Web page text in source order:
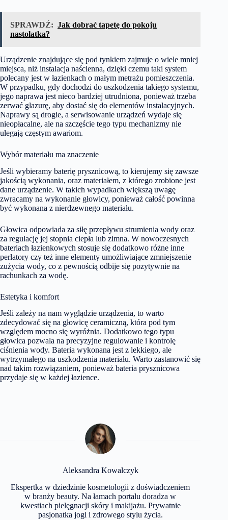
SPRAWDŹ: Jak dobrać tapetę do pokoju
nastolatka?
Urządzenie znajdujące się pod tynkiem zajmuje o wiele mniej
miejsca, niż instalacja naścienna, dzięki czemu taki system
polecany jest w łazienkach o małym metrażu pomieszczenia.
W przypadku, gdy dochodzi do uszkodzenia takiego systemu,
jego naprawa jest nieco bardziej utrudniona, ponieważ trzeba
zerwać glazurę, aby dostać się do elementów instalacyjnych.
Naprawy są drogie, a serwisowanie urządzeń wydaje się
nieopłacalne, ale na szczęście tego typu mechanizmy nie
ulegają częstym awariom.
Wybór materiału ma znaczenie
Jeśli wybieramy baterię prysznicową, to kierujemy się zawsze
jakością wykonania, oraz materiałem, z którego zrobione jest
dane urządzenie. W takich wypadkach większą uwagę
zwracamy na wykonanie głowicy, ponieważ całość powinna
być wykonana z nierdzewnego materiału.
Głowica odpowiada za siłę przepływu strumienia wody oraz
za regulację jej stopnia ciepła lub zimna. W nowoczesnych
bateriach łazienkowych stosuje się dodatkowo różne inne
perlatory czy też inne elementy umożliwiające zmniejszenie
zużycia wody, co z pewnością odbije się pozytywnie na
rachunkach za wodę.
Estetyka i komfort
Jeśli zależy na nam wyglądzie urządzenia, to warto
zdecydować się na głowicę ceramiczną, która pod tym
względem mocno się wyróżnia. Dodatkowo tego typu
głowica pozwala na precyzyjne regulowanie i kontrolę
ciśnienia wody. Bateria wykonana jest z lekkiego, ale
wytrzymałego na uszkodzenia materiału. Warto zastanowić się
nad takim rozwiązaniem, ponieważ bateria prysznicowa
przydaje się w każdej łazience.
Aleksandra Kowalczyk
Ekspertka w dziedzinie kosmetologii z doświadczeniem
w branży beauty. Na łamach portalu doradza w
kwestiach pielęgnacji skóry i makijażu. Prywatnie
pasjonatka jogi i zdrowego stylu życia.